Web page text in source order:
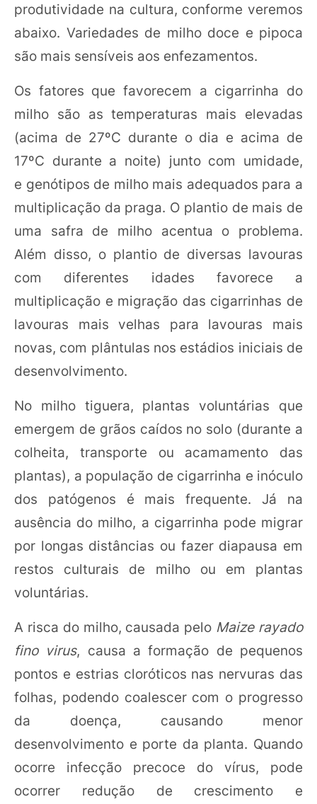
produtividade na cultura, conforme veremos
abaixo. Variedades de milho doce e pipoca
são mais sensíveis aos enfezamentos.
Os fatores que favorecem a cigarrinha do
milho são as temperaturas mais elevadas
(acima de 27ºC durante o dia e acima de
17ºC durante a noite) junto com umidade,
e genótipos de milho mais adequados para a
multiplicação da praga. O plantio de mais de
uma safra de milho acentua o problema.
Além disso, o plantio de diversas lavouras
com diferentes idades favorece a
multiplicação e migração das cigarrinhas de
lavouras mais velhas para lavouras mais
novas, com plântulas nos estádios iniciais de
desenvolvimento.
No milho tiguera, plantas voluntárias que
emergem de grãos caídos no solo (durante a
colheita, transporte ou acamamento das
plantas), a população de cigarrinha e inóculo
dos patógenos é mais frequente. Já na
ausência do milho, a cigarrinha pode migrar
por longas distâncias ou fazer diapausa em
restos culturais de milho ou em plantas
voluntárias.
A risca do milho, causada pelo Maize rayado
fino virus, causa a formação de pequenos
pontos e estrias cloróticos nas nervuras das
folhas, podendo coalescer com o progresso
da doença, causando menor
desenvolvimento e porte da planta. Quando
ocorre infecção precoce do vírus, pode
ocorrer redução de crescimento e